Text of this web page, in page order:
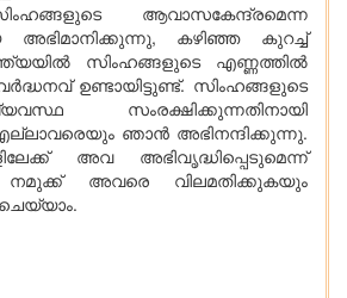
ആവാസകേന്ദ്രമെന്ന
കഴിഞ്ഞ കുറച്ച്
സിംഹങ്ങളുടെ എണ്ണത്തിൽ
ഉണ്ടായിട്ടുണ്ട്. സിംഹങ്ങളുടെ
സംരക്ഷിക്കുന്നതിനായി
ഞാൻ അഭിനന്ദിക്കുന്നു.
അവ അഭിവൃദ്ധിപ്പെടുമെന്ന്
നമുക്ക് അവരെ വിലമതിക്കുകയും